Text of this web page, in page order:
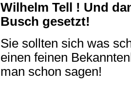
Wilhelm Tell ! Und
Busch gesetzt!
Sie sollten sich was
einen feinen
man schon sagen!